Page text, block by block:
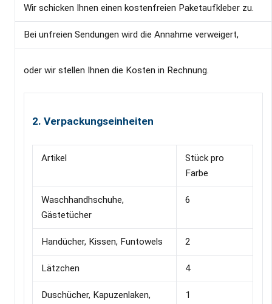
Wir schicken Ihnen einen kostenfreien Paketaufkleber zu.
Bei unfreien Sendungen wird die Annahme verweigert,
oder wir stellen Ihnen die Kosten in Rechnung.
2. Verpackungseinheiten
Artikel
Stück pro
Farbe
Waschhandhschuhe,
Gästetücher
6
Handücher, Kissen, Funtowels 2
Lätzchen 4
Duschücher, Kapuzenlaken,
1